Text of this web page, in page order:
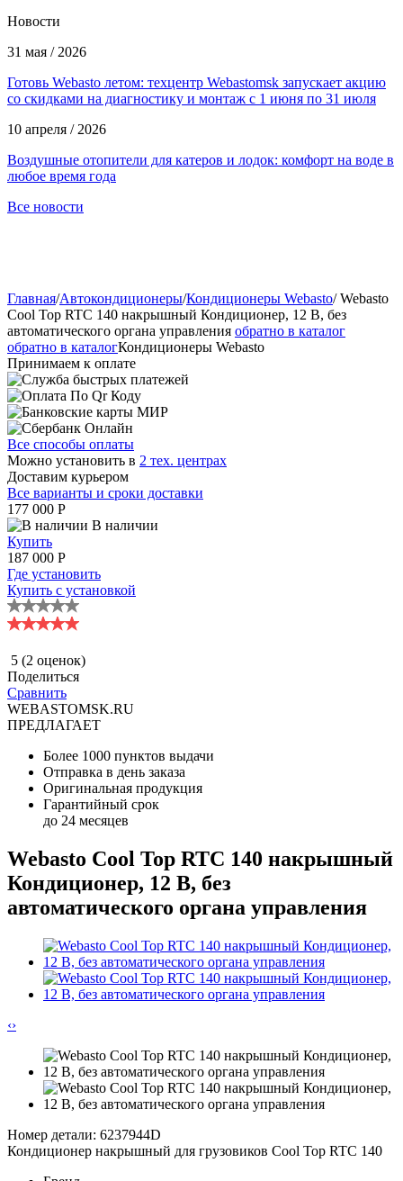
Новости
31 мая / 2026
Готовь Webasto летом: техцентр Webastomsk запускает акцию
со скидками на диагностику и монтаж с 1 июня по 31 июля
10 апреля / 2026
Воздушные отопители для катеров и лодок: комфорт на воде в
любое время года
Все новости
Главная/Автокондиционеры/Кондиционеры Webasto/ Webasto
Cool Top RTC 140 накрышный Кондиционер, 12 В, без
автоматического органа управления обратно в каталог
обратно в каталогКондиционеры Webasto
Принимаем к оплате
Все способы оплаты
Можно установить в 2 тех. центрах
Доставим курьером
Все варианты и сроки доставки
177 000 P
В наличии
Купить
187 000 P
Где установить
Купить с установкой
5 (2 оценок)
Поделиться
Сравнить
WEBASTOMSK.RU
ПРЕДЛАГАЕТ
Более 1000 пунктов выдачи
Отправка в день заказа
Оригинальная продукция
Гарантийный срок
до 24 месяцев
Webasto Cool Top RTC 140 накрышный
Кондиционер, 12 В, без
автоматического органа управления
‹›
Номер детали: 6237944D
Кондиционер накрышный для грузовиков Cool Top RTC 140